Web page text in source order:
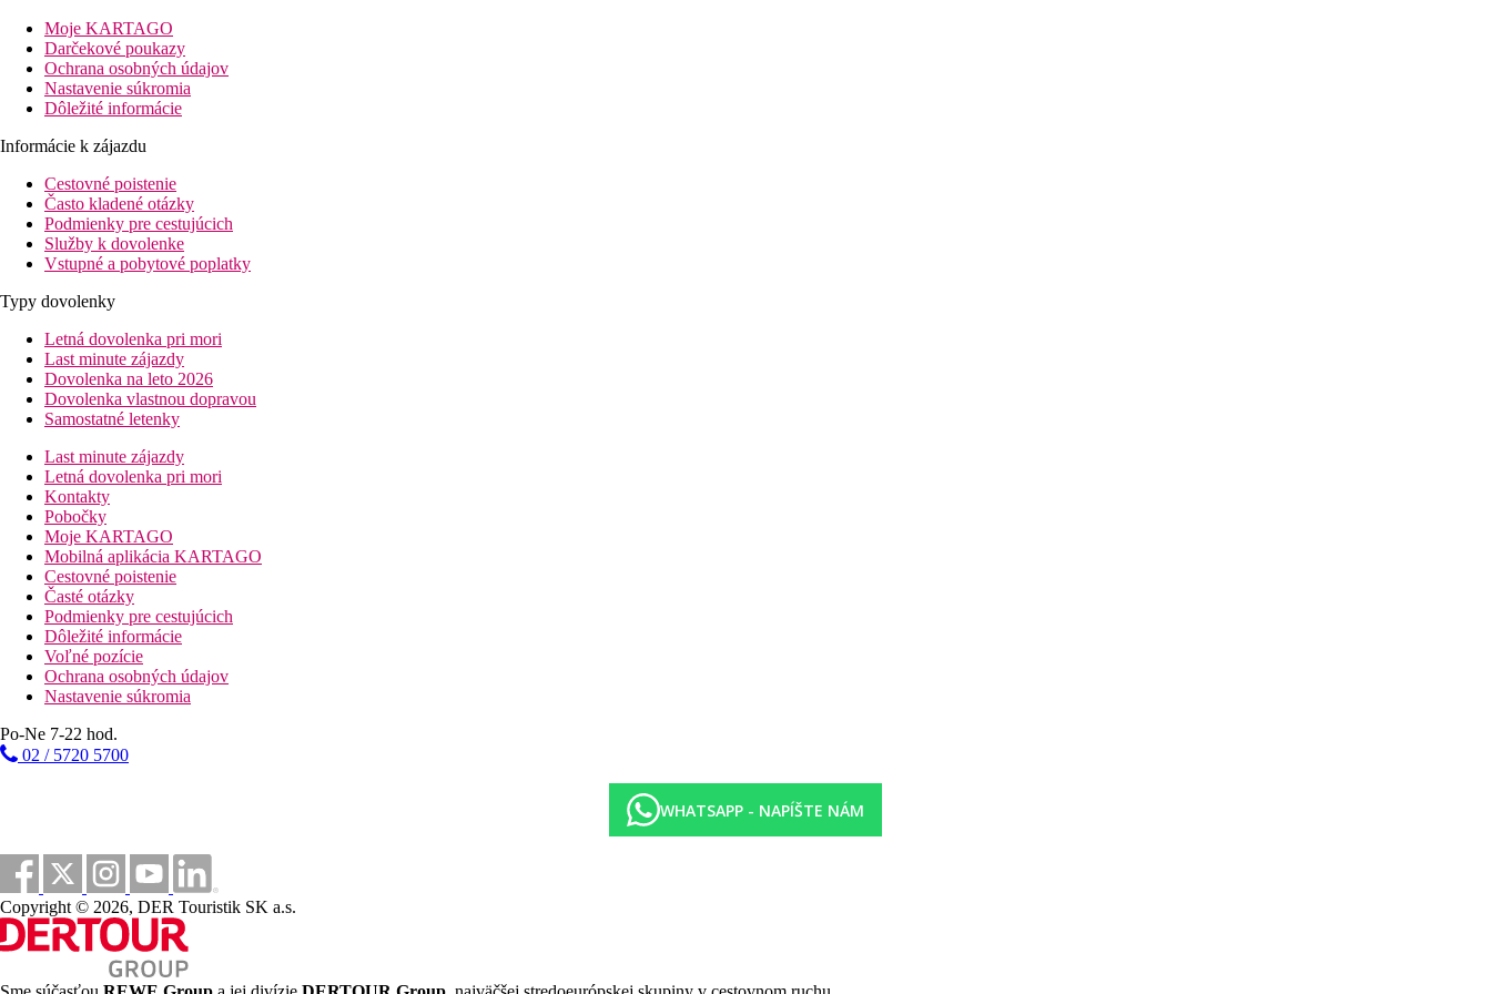
Izby
Dvojlôžková izba, Superior:
Ostatné typy izieb(pokiaľ nie je uvedené inak, majú izby vyššie uvedené vybavenie)
Dvojposteľová izba, Superior, Bočný výhľad na more:
Dvojposteľová izba, Superior, Priamy výhľad na more:
Dvojposteľová izba, Deluxe, Priamy výhľad na more:
Zábava
Nočný život v centre letoviska Sliema.
Stravovanie
Bez Stravy
Raňajky
formou bufetu
Polpenzia
Raňajky a večere formou bufetu
Pláž
Menšia verejná sklanatá pláž umiestnená cca 200 metrov od hotela, cez miestnu komunikáciu. Vstup do mora po schodíkoch v okolí hotela.
Športová ponuka
Zadarmo
Web
https://www.barcelo.com/en-ie/barcelo-fortina-malta
Wellness
Zadarmo: vnútorný bazén
Za poplatok:
Internet
Zadarmo: WiFi v hoteli.
Oficiálna kategória
5 hviezdičiek
V hoteli je vyberaná miestna Eco taxa 0,5 €/deň (max. 5 €/os./pobyt) od 18 rokov. Rozsah a kvalita uvedených služieb a aktivít môže byť ovplyvnená zavedením prípadných hygienických či
Hotel môže vyžadovať zaplatenie bezpečnostného depozitu pri príchode.
Vzdialenosti
Moje KARTAGO
Darčekové poukazy
Ochrana osobných údajov
Nastavenie súkromia
Dôležité informácie
Informácie k zájazdu
Cestovné poistenie
Často kladené otázky
Podmienky pre cestujúcich
Služby k dovolenke
Vstupné a pobytové poplatky
Typy dovolenky
Letná dovolenka pri mori
Last minute zájazdy
Dovolenka na leto 2026
Dovolenka vlastnou dopravou
Samostatné letenky
Last minute zájazdy
Letná dovolenka pri mori
Kontakty
Pobočky
Moje KARTAGO
Mobilná aplikácia KARTAGO
Cestovné poistenie
Časté otázky
Podmienky pre cestujúcich
Dôležité informácie
Voľné pozície
Ochrana osobných údajov
Nastavenie súkromia
Po-Ne 7-22 hod.
02 / 5720 5700
WHATSAPP - NAPÍŠTE NÁM
Copyright © 2026, DER Touristik SK a.s.